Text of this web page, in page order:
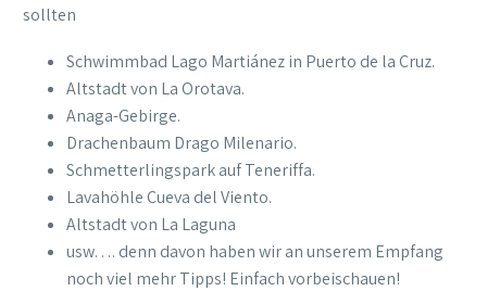
sollten
Schwimmbad Lago Martiánez in Puerto de la Cruz.
Altstadt von La Orotava.
Anaga-Gebirge.
Drachenbaum Drago Milenario.
Schmetterlingspark auf Teneriffa.
Lavahöhle Cueva del Viento.
Altstadt von La Laguna
usw…. denn davon haben wir an unserem Empfang
noch viel mehr Tipps! Einfach vorbeischauen!